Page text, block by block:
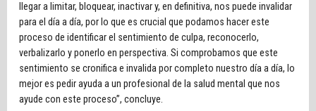
llegar a limitar, bloquear, inactivar y, en definitiva, nos puede invalidar
para el día a día, por lo que es crucial que podamos hacer este
proceso de identificar el sentimiento de culpa, reconocerlo,
verbalizarlo y ponerlo en perspectiva. Si comprobamos que este
sentimiento se cronifica e invalida por completo nuestro día a día, lo
mejor es pedir ayuda a un profesional de la salud mental que nos
ayude con este proceso”, concluye.